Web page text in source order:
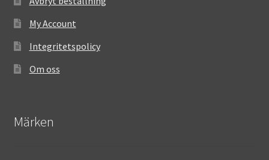
My Account
Integritetspolicy
Om oss
Märken